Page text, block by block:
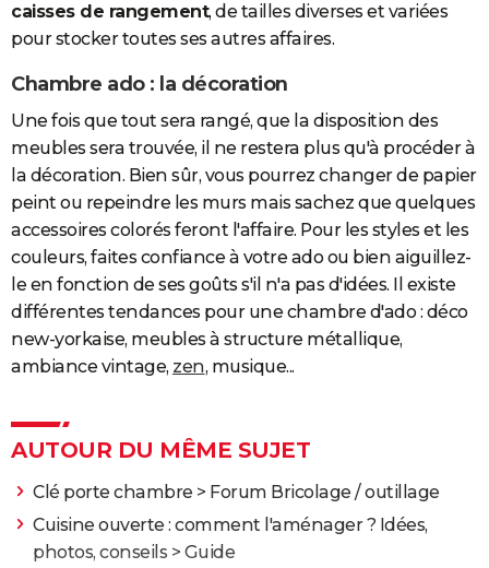
caisses de rangement, de tailles diverses et variées
pour stocker toutes ses autres affaires.
Chambre ado : la décoration
Une fois que tout sera rangé, que la disposition des
meubles sera trouvée, il ne restera plus qu'à procéder à
la décoration. Bien sûr, vous pourrez changer de papier
peint ou repeindre les murs mais sachez que quelques
accessoires colorés feront l'affaire. Pour les styles et les
couleurs, faites confiance à votre ado ou bien aiguillez-
le en fonction de ses goûts s'il n'a pas d'idées. Il existe
différentes tendances pour une chambre d'ado : déco
new-yorkaise, meubles à structure métallique,
ambiance vintage, zen, musique...
AUTOUR DU MÊME SUJET
Clé porte chambre > Forum Bricolage / outillage
Cuisine ouverte : comment l'aménager ? Idées,
photos, conseils > Guide